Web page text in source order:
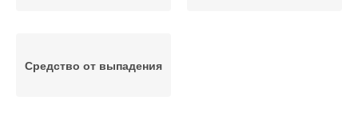
Средство от выпадения